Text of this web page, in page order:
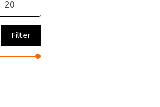
price
price
Filter